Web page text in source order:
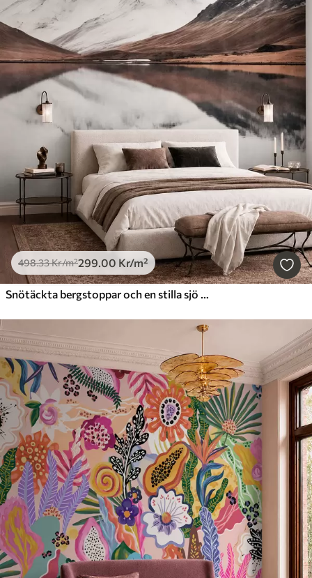
498.33Kr/m²299.00 Kr/m²
Snötäckta bergstoppar och en stilla sjö med en spegelblank yta